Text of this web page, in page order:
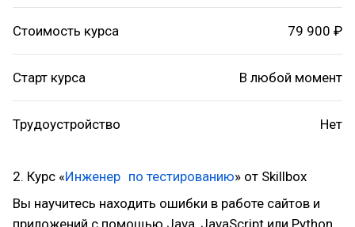
Стоимость курса 79 900 ₽
Старт курса В любой момент
Трудоустройство Нет
2. Курс «Инженер по тестированию» от Skillbox
Вы научитесь находить ошибки в работе сайтов и
приложений с помощью Java, JavaScript или Python.